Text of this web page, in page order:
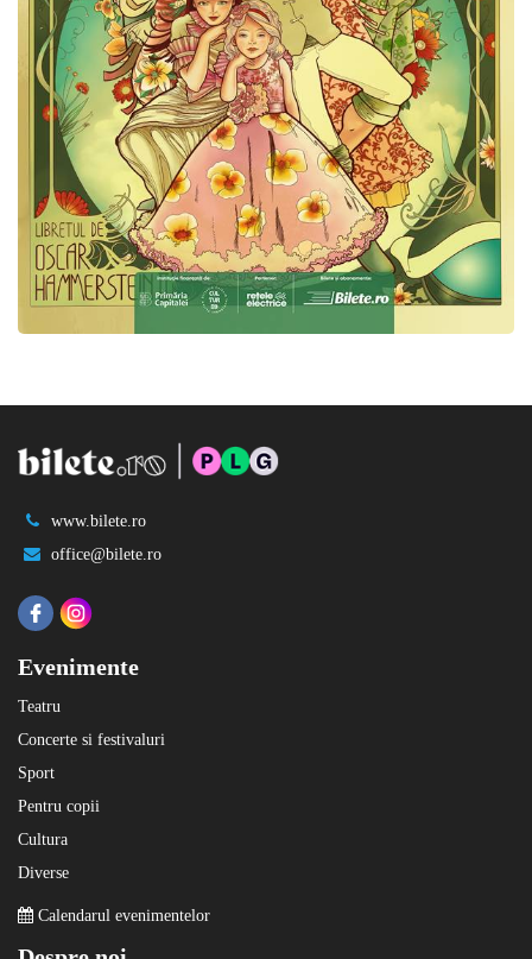
www.bilete.ro
office@bilete.ro
Evenimente
Teatru
Concerte si festivaluri
Sport
Pentru copii
Cultura
Diverse
Calendarul evenimentelor